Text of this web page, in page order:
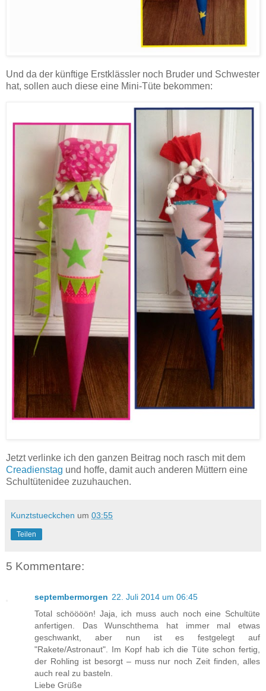
Und da der künftige Erstklässler noch Bruder und Schwester
hat, sollen auch diese eine Mini-Tüte bekommen:
Jetzt verlinke ich den ganzen Beitrag noch rasch mit dem
Creadienstag und hoffe, damit auch anderen Müttern eine
Schultütenidee zuzuhauchen.
Kunztstueckchen um 03:55
Teilen
5 Kommentare:
septembermorgen 22. Juli 2014 um 06:45
Total schöööön! Jaja, ich muss auch noch eine Schultüte
anfertigen. Das Wunschthema hat immer mal etwas
geschwankt, aber nun ist es festgelegt auf
"Rakete/Astronaut". Im Kopf hab ich die Tüte schon fertig,
der Rohling ist besorgt – muss nur noch Zeit finden, alles
auch real zu basteln.
Liebe Grüße